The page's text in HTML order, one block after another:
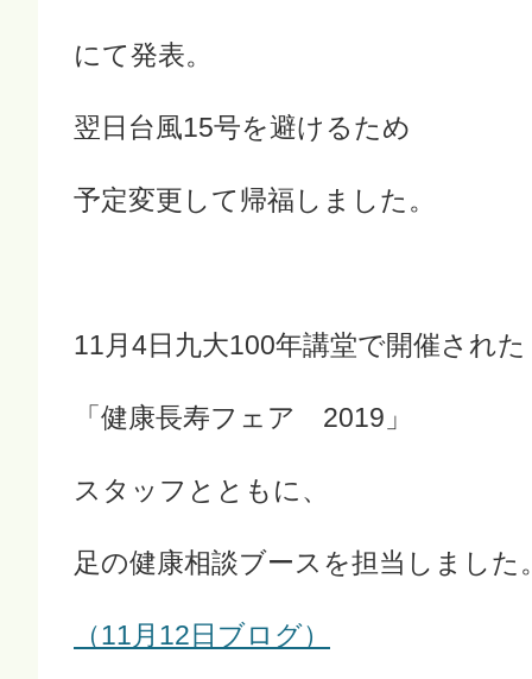
にて発表。
翌日台風15号を避けるため
予定変更して帰福しました。
11月4日九大100年講堂で開催された
「健康長寿フェア 2019」
スタッフとともに、
足の健康相談ブースを担当しました
（11月12日ブログ）